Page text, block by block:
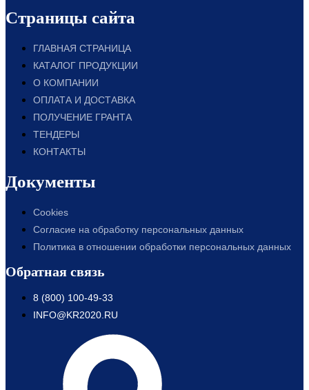
Страницы сайта
ГЛАВНАЯ СТРАНИЦА
КАТАЛОГ ПРОДУКЦИИ
О КОМПАНИИ
ОПЛАТА И ДОСТАВКА
ПОЛУЧЕНИЕ ГРАНТА
ТЕНДЕРЫ
КОНТАКТЫ
Документы
Cookies
Согласие на обработку персональных данных
Политика в отношении обработки персональных данных
Обратная связь
8 (800) 100-49-33
INFO@KR2020.RU